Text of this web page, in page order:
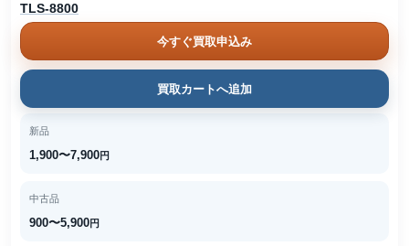
TLS-8800
今すぐ買取申込み
買取カートへ追加
新品
1,900〜7,900円
中古品
900〜5,900円